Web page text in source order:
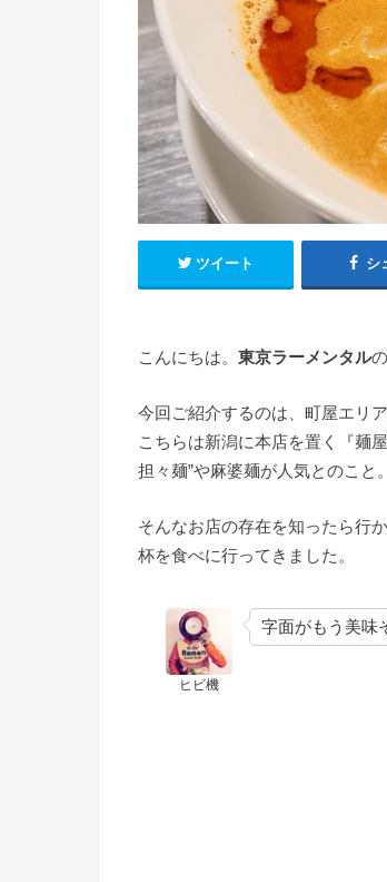
ツイート シ
こんにちは。 東京ラーメンタルの
今回ご紹介するのは、町屋エリ
こちらは新潟に本店を置く『麺
担々麺”や麻婆麺が人気とのこと。
そんなお店の存在を知ったら行
杯を食べに行ってきました。
ヒビ機
字面がもう美味